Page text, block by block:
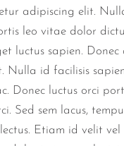
adipiscing elit.
leo vitae dolor
luctus sapien.
Nulla id facilisis
Donec luctus orci
Sed sem lacus,
Etiam id velit